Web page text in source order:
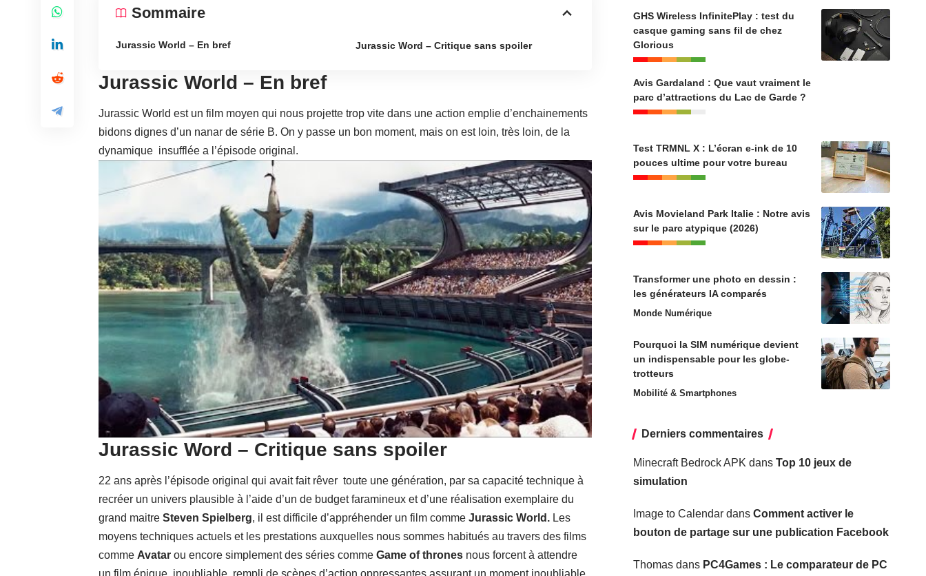
Sommaire
Jurassic World – En bref Jurassic Word – Critique sans spoiler
Jurassic World – En bref
Jurassic World est un film moyen qui nous projette trop vite dans une action emplie d’enchainements
bidons dignes d’un nanar de série B. On y passe un bon moment, mais on est loin, très loin, de la
dynamique insufflée a l’épisode original.
Jurassic Word – Critique sans spoiler
22 ans après l’épisode original qui avait fait rêver toute une génération, par sa capacité technique à
recréer un univers plausible à l’aide d’un de budget faramineux et d’une réalisation exemplaire du
grand maitre Steven Spielberg, il est difficile d’appréhender un film comme Jurassic World. Les
moyens techniques actuels et les prestations auxquelles nous sommes habitués au travers des films
comme Avatar ou encore simplement des séries comme Game of thrones nous forcent à attendre
GHS Wireless InfinitePlay : test du
casque gaming sans fil de chez
Glorious
Avis Gardaland : Que vaut vraiment le
parc d’attractions du Lac de Garde ?
Test TRMNL X : L’écran e-ink de 10
pouces ultime pour votre bureau
Avis Movieland Park Italie : Notre avis
sur le parc atypique (2026)
Transformer une photo en dessin :
les générateurs IA comparés
Monde Numérique
Pourquoi la SIM numérique devient
un indispensable pour les globe-
trotteurs
Mobilité & Smartphones
Derniers commentaires
Minecraft Bedrock APK dans Top 10 jeux de
simulation
Image to Calendardans Comment activer le
bouton de partage sur une publication Facebook
Thomasdans PC4Games : Le comparateur de PC